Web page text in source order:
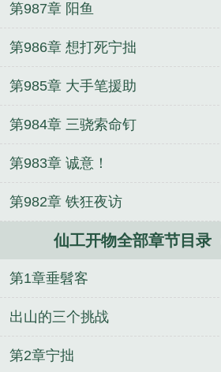
第987章 阳鱼
第986章 想打死宁拙
第985章 大手笔援助
第984章 三骁索命钉
第983章 诚意！
第982章 铁狂夜访
仙工开物全部章节目录
第1章垂髫客
出山的三个挑战
第2章宁拙